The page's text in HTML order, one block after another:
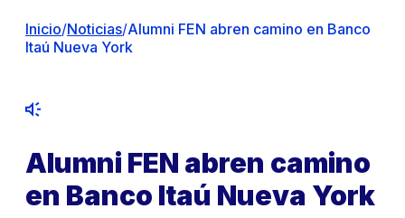
Inicio/Noticias/Alumni FEN abren camino en Banco
Itaú Nueva York
Alumni FEN abren camino
en Banco Itaú Nueva York